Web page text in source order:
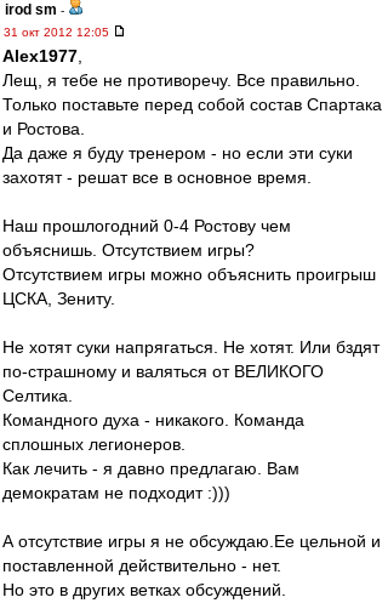
irod sm -
31 окт 2012 12:05
Alex1977
Лещ, я тебе не противоречу. Все правильно.
Только поставьте перед собой состав Спартака
и Ростова.
Да даже я буду тренером - но если эти суки
захотят - решат все в основное время.
Наш прошлогодний 0-4 Ростову чем
объяснишь. Отсутствием игры?
Отсутствием игры можно объяснить проигрыш
ЦСКА, Зениту.
Не хотят суки напрягаться. Не хотят. Или бздят
по-страшному и валяться от ВЕЛИКОГО
Селтика.
Командного духа - никакого. Команда
сплошных легионеров.
Как лечить - я давно предлагаю. Вам
демократам не подходит :)))
А отсутствие игры я не обсуждаю.Ее цельной и
поставленной действительно - нет.
Но это в других ветках обсуждений.